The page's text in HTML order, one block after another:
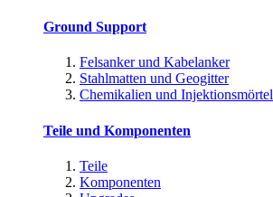
Ground Support
Felsanker und Kabelanker
Stahlmatten und Geogitter
Chemikalien und Injektionsmörtel
Teile und Komponenten
Teile
Komponenten